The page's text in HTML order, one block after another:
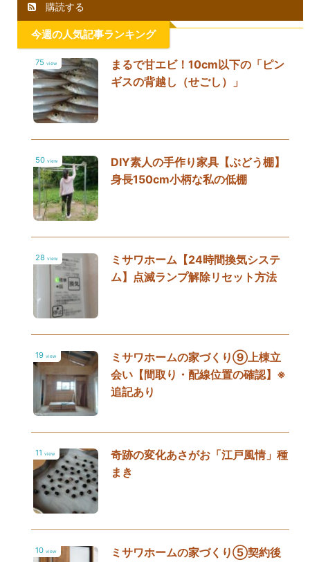
購読する
今週の人気記事ランキング
75 view
まるで甘エビ！10cm以下の「ピン
ギスの背越し（せごし）」
50 view
DIY素人の手作り家具【ぶどう棚】
身長150cm小柄な私の低棚
28 view
ミサワホーム【24時間換気システ
ム】点滅ランプ解除リセット方法
19 view
ミサワホームの家づくり⑨上棟立
会い【間取り・配線位置の確認】※
追記あり
11 view
奇跡の変化あさがお「江戸風情」種
まき
10 view
ミサワホームの家づくり⑤契約後